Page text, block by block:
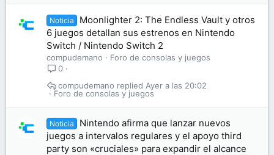
Noticia
Moonlighter 2: The Endless Vault y otros
6 juegos detallan sus estrenos en Nintendo
Switch / Nintendo Switch 2
compudemano
Foro de consolas y juegos
0
Foro de consolas y juegos
Ayer a las 20:02
compudemano
Noticia
Nintendo afirma que lanzar nuevos
juegos a intervalos regulares y el apoyo third
party son «cruciales» para expandir el alcance